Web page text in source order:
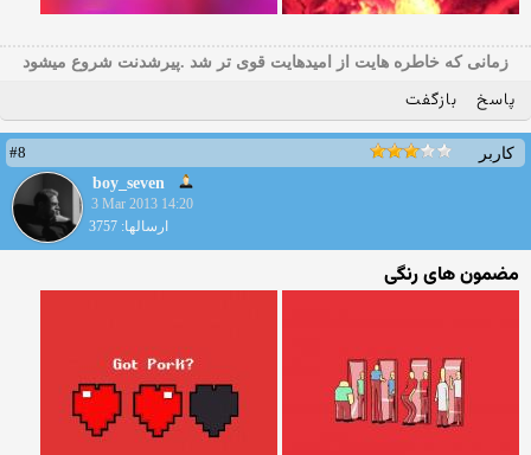
زمانی که خاطره هایت از امیدهایت قوی تر شد .پیرشدنت شروع میشود
پاسخ بازگفت
کاربر
#8
boy_seven
3 Mar 2013 14:20
ارسالها: 3757
مضمون های رنگی